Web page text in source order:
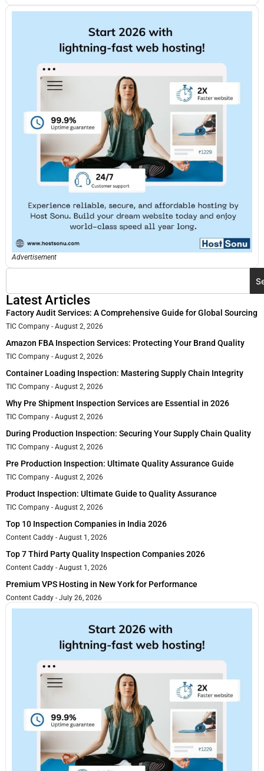
Advertisement
Latest Articles
Factory Audit Services: A Comprehensive Guide for Global Sourcing
TIC Company August 2, 2026
Amazon FBA Inspection Services: Protecting Your Brand Quality
TIC Company August 2, 2026
Container Loading Inspection: Mastering Supply Chain Integrity
TIC Company August 2, 2026
Why Pre Shipment Inspection Services are Essential in 2026
TIC Company August 2, 2026
During Production Inspection: Securing Your Supply Chain Quality
TIC Company August 2, 2026
Pre Production Inspection: Ultimate Quality Assurance Guide
TIC Company August 2, 2026
Product Inspection: Ultimate Guide to Quality Assurance
TIC Company August 2, 2026
Top 10 Inspection Companies in India 2026
Content Caddy August 1, 2026
Top 7 Third Party Quality Inspection Companies 2026
Content Caddy August 1, 2026
Premium VPS Hosting in New York for Performance
Content Caddy July 26, 2026